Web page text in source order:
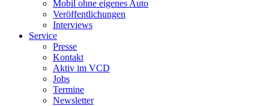
Mobil ohne eigenes Auto
Veröffentlichungen
Interviews
Service
Presse
Kontakt
Aktiv im VCD
Jobs
Termine
Newsletter